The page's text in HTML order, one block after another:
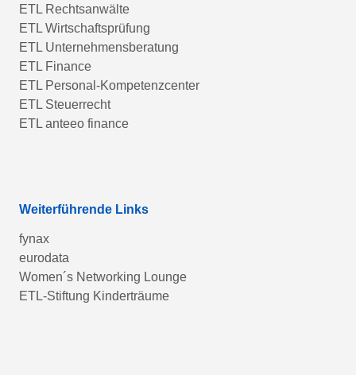
ETL Rechtsanwälte
ETL Wirtschaftsprüfung
ETL Unternehmensberatung
ETL Finance
ETL Personal-Kompetenzcenter
ETL Steuerrecht
ETL anteeo finance
Weiterführende Links
fynax
eurodata
Women´s Networking Lounge
ETL-Stiftung Kinderträume